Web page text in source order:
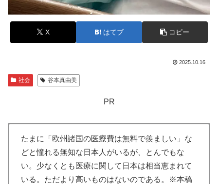
X はてブ コピー
2025.10.16
社会 谷本真由美
PR
たまに「欧州諸国の医療費は無料で羨ましい」な
どと憧れる無知な日本人がいるが、とんでもな
い。少なくとも医療に関して日本は相当恵まれて
いる。ただより高いものはないのである。※本稿